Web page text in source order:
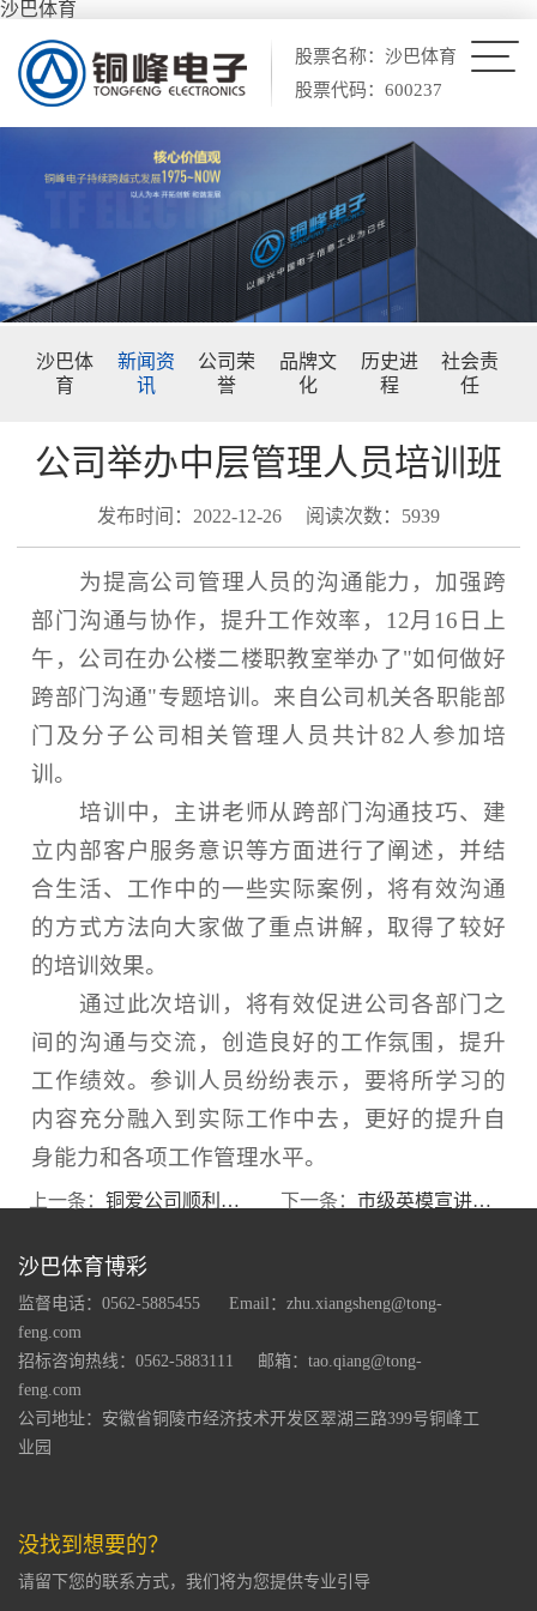
沙巴体育
股票名称：沙巴体育
股票代码：600237
沙巴体
育
新闻资
讯
公司荣
誉
品牌文
化
历史进
程
社会责
任
公司举办中层管理人员培训班
发布时间：2022-12-26 阅读次数：5939
为提高公司管理人员的沟通能力，加强跨
部门沟通与协作，提升工作效率，12月16日上
午，公司在办公楼二楼职教室举办了"如何做好
跨部门沟通"专题培训。来自公司机关各职能部
门及分子公司相关管理人员共计82人参加培
训。
培训中，主讲老师从跨部门沟通技巧、建
立内部客户服务意识等方面进行了阐述，并结
合生活、工作中的一些实际案例，将有效沟通
的方式方法向大家做了重点讲解，取得了较好
的培训效果。
通过此次培训，将有效促进公司各部门之
间的沟通与交流，创造良好的工作氛围，提升
工作绩效。参训人员纷纷表示，要将所学习的
内容充分融入到实际工作中去，更好的提升自
身能力和各项工作管理水平。
上一条： 铜爱公司顺利通过高新技术企业复评认定 下一条： 市级英模宣讲团来公司宣讲党的二十大精神
沙巴体育博彩
监督电话：0562-5885455
Email：zhu.xiangsheng@tong-
feng.com
招标咨询热线：0562-5883111
邮箱：tao.qiang@tong-
feng.com
公司地址：安徽省铜陵市经济技术开发区翠湖三路399号铜峰工
业园
没找到想要的？
请留下您的联系方式，我们将为您提供专业引导